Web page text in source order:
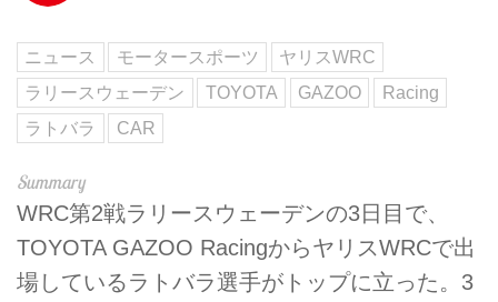
ニュース モータースポーツ
ヤリスWRC
ラリースウェーデン
TOYOTA GAZOO
Racing
ラトバラ
CAR
WRC第2戦ラリースウェーデンの3日目で、
TOYOTA GAZOO RacingからヤリスWRCで出
場しているラトバラ選手がトップに立った。3